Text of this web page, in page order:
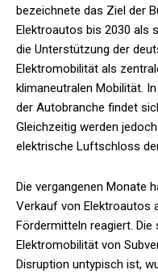
bezeichnete das Ziel der
Elektroautos bis 2030 als
die Unterstützung der
Elektromobilität als
klimaneutralen Mobilität.
der Autobranche findet
Gleichzeitig werden
elektrische Luftschloss
Die vergangenen Monate
Verkauf von Elektroautos
Fördermitteln reagiert.
Elektromobilität von
Disruption untypisch ist,